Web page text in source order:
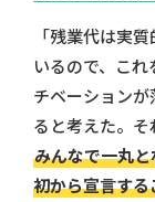
「残業代は実
いるので、こ
チベーション
ると考えた。そ
みんなで一丸
初から宣言する